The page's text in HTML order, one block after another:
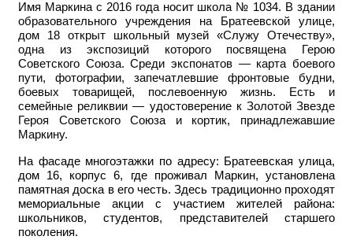
Имя Маркина с 2016 года носит школа № 1034. В здании
образовательного учреждения на Братеевской улице,
дом 18 открыт школьный музей «Служу Отечеству»,
одна из экспозиций которого посвящена Герою
Советского Союза. Среди экспонатов — карта боевого
пути, фотографии, запечатлевшие фронтовые будни,
боевых товарищей, послевоенную жизнь. Есть и
семейные реликвии — удостоверение к Золотой Звезде
Героя Советского Союза и кортик, принадлежавшие
Маркину.
На фасаде многоэтажки по адресу: Братеевская улица,
дом 16, корпус 6, где проживал Маркин, установлена
памятная доска в его честь. Здесь традиционно проходят
мемориальные акции с участием жителей района:
школьников, студентов, представителей старшего
поколения.